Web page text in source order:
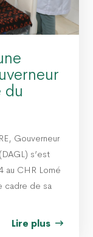
du
Gouverneur
s’est
au CHR Lomé
cadre de sa
Lire plus